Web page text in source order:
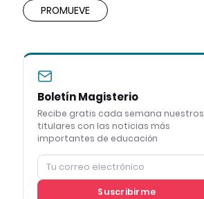
PROMUEVE
Boletín Magisterio
Recibe gratis cada semana nuestros
titulares con las noticias más
importantes de educación
Suscribirme